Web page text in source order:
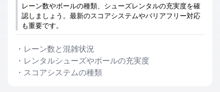
レーン数やボールの種類、シューズレンタルの充実度を確
認しましょう。最新のスコアシステムやバリアフリー対応
も重要です。
・ レーン数と混雑状況
・ レンタルシューズやボールの充実度
・ スコアシステムの種類